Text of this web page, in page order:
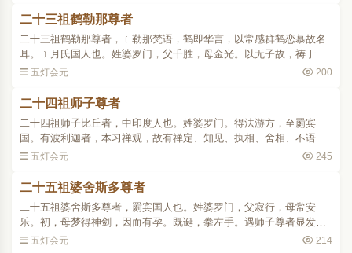
二十三祖鹤勒那尊者
二十三祖鹤勒那尊者，﹝勒那梵语，鹤即华言，以常感群鹤恋慕故名
耳。﹞月氏国人也。姓婆罗门，父千胜，母金光。以无子故，祷于七
佛金幢。即梦须弥山顶一神童，持金环云：「我来也。」觉而有孕。
五灯会元 200
二十四祖师子尊者
二十四祖师子比丘者，中印度人也。姓婆罗门。得法游方，至罽宾
国。有波利迦者，本习禅观，故有禅定、知见、执相、舍相、不语之
五众。祖诘而化之，四众皆默然心服。唯禅定师达磨达者，闻四众被
五灯会元 245
二十五祖婆舍斯多尊者
二十五祖婆舍斯多尊者，罽宾国人也。姓婆罗门，父寂行，母常安
乐。初，母梦得神剑，因而有孕。既诞，拳左手。遇师子尊者显发宿
因，密授心印。后适南天，至中印度。彼国王名迦胜，设礼供养。时
五灯会元 214